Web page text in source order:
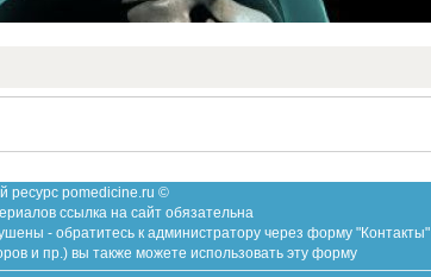
ресурс pomedicine.ru ©
ссылка на сайт обязательна
- обратитесь к администратору через форму "Контакты"
и пр.) вы также можете использовать эту форму